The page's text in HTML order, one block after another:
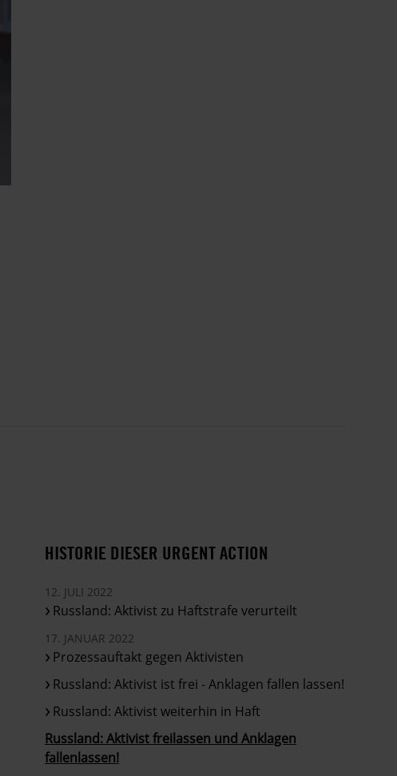
HISTORIE DIESER URGENT ACTION
12. JULI 2022
Russland: Aktivist zu Haftstrafe verurteilt
17. JANUAR 2022
Prozessauftakt gegen Aktivisten
Russland: Aktivist ist frei - Anklagen fallen lassen!
Russland: Aktivist weiterhin in Haft
Russland: Aktivist freilassen und Anklagen
fallenlassen!